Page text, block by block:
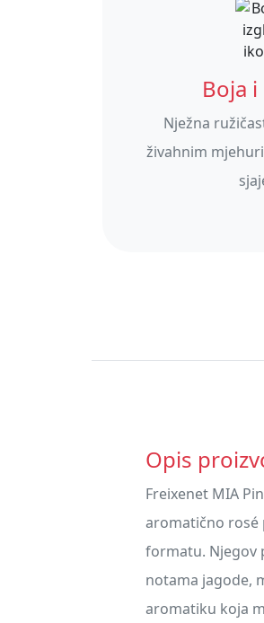
Boja
Nježna
živahnim
Opis
Freixenet MIA
aromatično rosé
formatu. Njegov
notama jagode,
aromatiku koja